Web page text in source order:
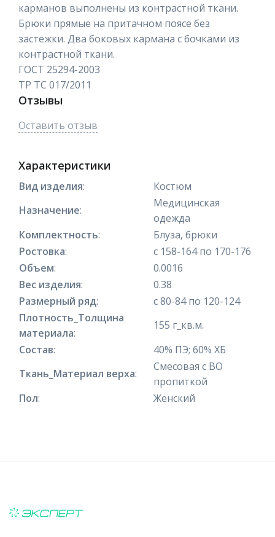
карманов выполнены из контрастной ткани.
Брюки прямые на притачном поясе без
застежки. Два боковых кармана с бочками из
контрастной ткани.
ГОСТ 25294-2003
ТР ТС 017/2011
Отзывы
Оставить отзыв
Характеристики
Вид изделия:
Костюм
Назначение:
Медицинская
одежда
Комплектность:
Блуза, брюки
Ростовка:
с 158-164 по 170-176
Объем:
0.0016
Вес изделия:
0.38
Размерный ряд:
с 80-84 по 120-124
Плотность_Толщина
материала:
155 г_кв.м.
Состав:
40% ПЭ; 60% ХБ
Ткань_Материал верха:
Смесовая с ВО
пропиткой
Пол: Женский